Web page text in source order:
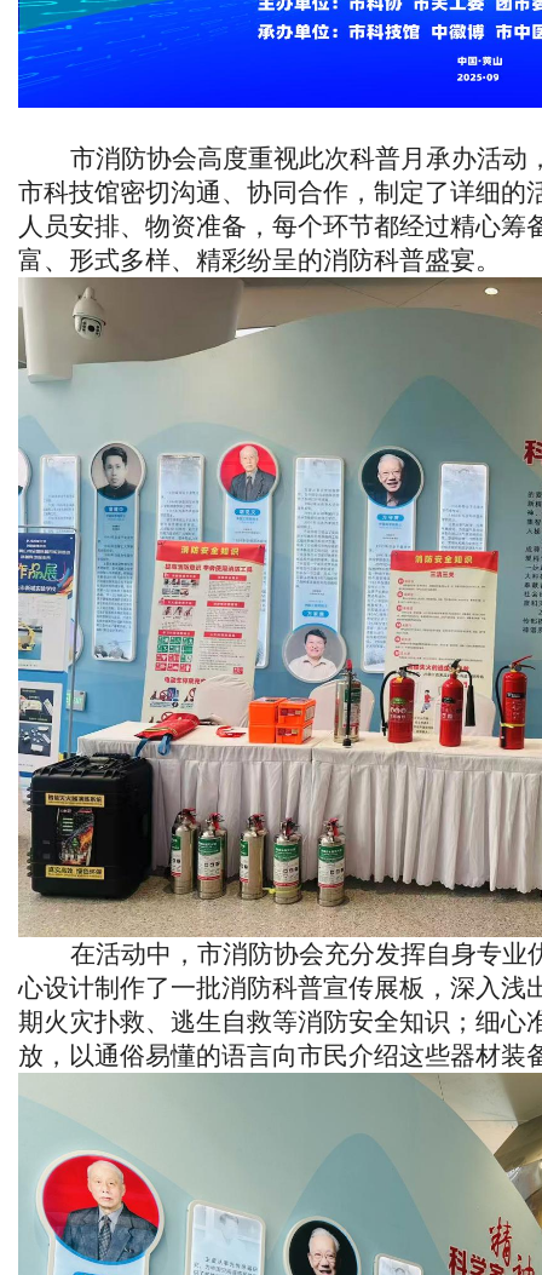
市消防协会高度重视此次科普月 承办活动
市科技馆密切沟通、协同合作，制定了详细的
人员安排、物资准备，每个环节都经过精心
富、形式多样、精彩纷呈的消防科普盛宴。
在活动中，市消防协会充分发挥自身专
心设计制作了一批消防科普宣传展板，深入浅
期火灾扑救、逃生自救等消防安全知识；细心
放，以通俗易懂的语言向市民介绍这些器材装